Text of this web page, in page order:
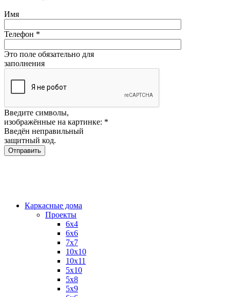
Имя
Телефон *
Это поле обязательно для
заполнения
Введите символы,
изображённые на картинке: *
Введён неправильный
защитный код.
Каркасные дома
Проекты
6х4
6х6
7х7
10х10
10х11
5х10
5х8
5х9